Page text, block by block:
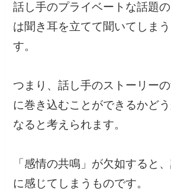
話し手のプライベートな話題
は聞き耳を立てて聞いてしま
す。
つまり、話し手のストーリー
に巻き込むことができるかど
なると考えられます。
「感情の共鳴」が欠如すると
に感じてしまうものです。